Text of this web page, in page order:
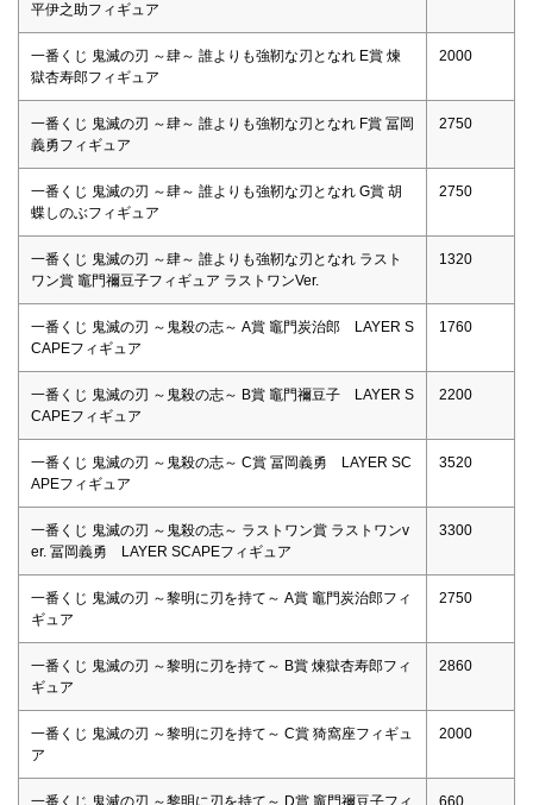
平伊之助フィギュア
一番くじ 鬼滅の刃 ～肆～ 誰よりも強靭な刃となれ E賞 煉
獄杏寿郎フィギュア
2000
一番くじ 鬼滅の刃 ～肆～ 誰よりも強靭な刃となれ F賞 冨岡
義勇フィギュア
2750
一番くじ 鬼滅の刃 ～肆～ 誰よりも強靭な刃となれ G賞 胡
蝶しのぶフィギュア
2750
一番くじ 鬼滅の刃 ～肆～ 誰よりも強靭な刃となれ ラスト
ワン賞 竈門禰豆子フィギュア ラストワンVer.
1320
一番くじ 鬼滅の刃 ～鬼殺の志～ A賞 竈門炭治郎 LAYER S
CAPEフィギュア
1760
一番くじ 鬼滅の刃 ～鬼殺の志～ B賞 竈門禰豆子 LAYER S
CAPEフィギュア
2200
一番くじ 鬼滅の刃 ～鬼殺の志～ C賞 冨岡義勇 LAYER SC
APEフィギュア
3520
一番くじ 鬼滅の刃 ～鬼殺の志～ ラストワン賞 ラストワンv
er. 冨岡義勇 LAYER SCAPEフィギュア
3300
一番くじ 鬼滅の刃 ～黎明に刃を持て～ A賞 竈門炭治郎フィ
ギュア
2750
一番くじ 鬼滅の刃 ～黎明に刃を持て～ B賞 煉獄杏寿郎フィ
ギュア
2860
一番くじ 鬼滅の刃 ～黎明に刃を持て～ C賞 猗窩座フィギュ
ア
2000